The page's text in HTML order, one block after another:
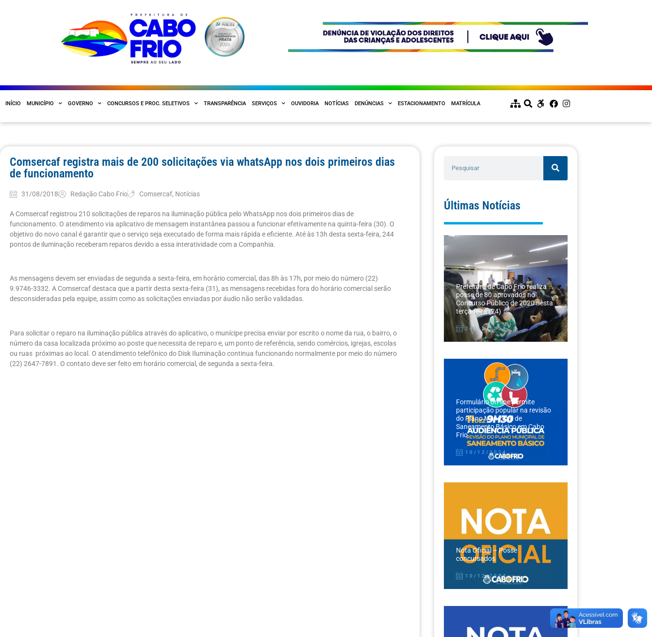
INÍCIO MUNICÍPIO GOVERNO CONCURSOS E PROC. SELETIVOS TRANSPARÊNCIA SERVIÇOS OUVIDORIA NOTÍCIAS DENÚNCIAS ESTACIONAMENTO MATRÍCULA
Comsercaf registra mais de 200 solicitações via whatsApp nos dois primeiros dias
de funcionamento
31/08/2018 Redação Cabo Frio Comsercaf, Notícias
A Comsercaf registrou 210 solicitações de reparos na iluminação pública pelo WhatsApp nos dois primeiros dias de
funcionamento. O atendimento via aplicativo de mensagem instantânea passou a funcionar efetivamente na quinta-feira (30). O
objetivo do novo canal é garantir que o serviço seja executado de forma mais rápida e eficiente. Até às 13h desta sexta-feira, 244
pontos de iluminação receberam reparos devido a essa interatividade com a Companhia.
As mensagens devem ser enviadas de segunda a sexta-feira, em horário comercial, das 8h às 17h, por meio do número (22)
9.9746-3332. A Comsercaf destaca que a partir desta sexta-feira (31), as mensagens recebidas fora do horário comercial serão
desconsideradas pela equipe, assim como as solicitações enviadas por áudio não serão validadas.
Para solicitar o reparo na iluminação pública através do aplicativo, o munícipe precisa enviar por escrito o nome da rua, o bairro, o
número da casa localizada próximo ao poste que necessita de reparo e, um ponto de referência, sendo comércios, igrejas, escolas
ou ruas próximas ao local. O atendimento telefônico do Disk Iluminação continua funcionando normalmente por meio do número
(22) 2647-7891. O contato deve ser feito em horário comercial, de segunda a sexta-feira.
Últimas Notícias
Prefeitura de Cabo Frio realiza
posse de 80 aprovados no
Concurso Público de 2020 nesta
terça-feira (24)
24/12/2024
Formulário on-line permite
participação popular na revisão
do Plano Municipal de
Saneamento Básico em Cabo
Frio
10/12/2024
Nota Oficial – Posse
concursados
10/12/2024